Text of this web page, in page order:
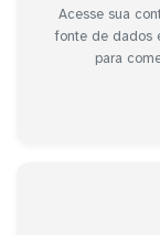
Acesse sua
fonte de dados
para